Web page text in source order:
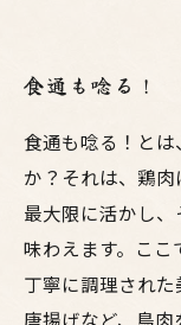
食通も唸る！
食通も唸る！と
か？それは、鶏
最大限に活かし
味わえます。こ
丁寧に調理され
唐揚げなど、鳥